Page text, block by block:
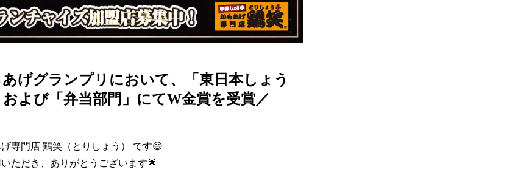
あげグランプリにおいて、「東日本しょう
よび「弁当部門」にてW金賞を受賞／
専門店 鶏笑（とりしょう） です😃
ただき、ありがとうございます🌟